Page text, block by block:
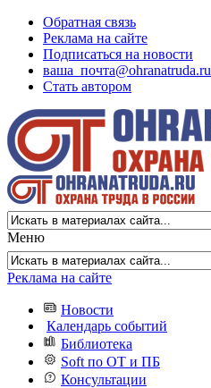
Обратная связь
Реклама на сайте
Подписаться на новости
ваша_почта@ohranatruda.ru
Стать автором
Меню
Реклама на сайте
Новости
Календарь событий
Библиотека
Soft по ОТ и ПБ
Консультации